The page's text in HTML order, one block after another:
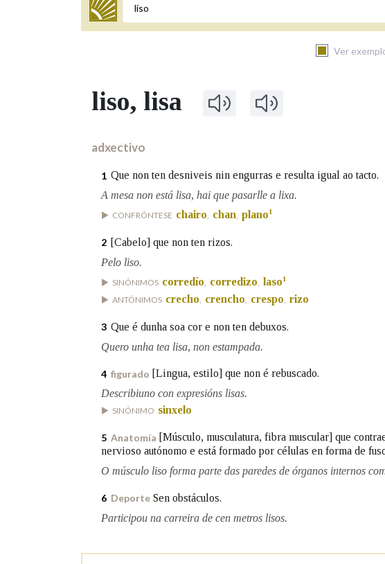
Termo a buscar
Ver
BUSCAR NOS LEMAS
Remata por
Contén
OUTRAS OPCIÓNS DE BUSCA
liso, lisa
adxectivo
1 Que non ten desniveis nin engurras e resulta igual ao tacto.
A mesa non está lisa, hai que pasarlle a lixa.
CONFRÓNTESE chairo, chan, plano1
2 [Cabelo] que non ten rizos.
Pelo liso.
SINÓNIMOS corredío, corredizo, laso1
ANTÓNIMOS crecho, crencho, crespo, rizo
3 Que é dunha soa cor e non ten debuxos.
Quero unha tea lisa, non estampada.
4 figurado [Lingua, estilo] que non é rebuscado.
Describiuno con expresións lisas.
SINÓNIMO sinxelo
5 Anatomía [Músculo, musculatura, fibra muscular] que
nervioso autónomo e está formado por células en forma de
O músculo liso forma parte das paredes de órganos internos
6 Deporte Sen obstáculos.
Participou na carreira de cen metros lisos.